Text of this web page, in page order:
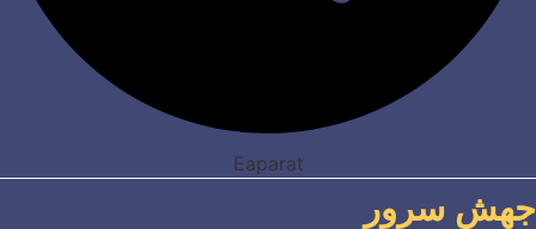
Eaparat
جهش سرور